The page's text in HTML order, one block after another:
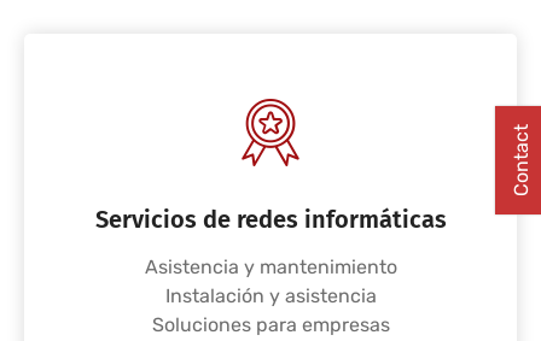
Servicios de redes informáticas
Asistencia y mantenimiento
Instalación y asistencia
Soluciones para empresas
Contact